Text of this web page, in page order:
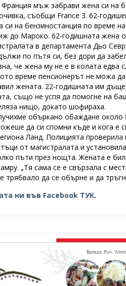
мъж забрави жена си на
съобщи France 3. 62-
си на бензиностанция по време
до Мароко. 62-годишната жена
в департамента Дьо
по пътя си, без дори да
че жена му не е в колата едва
време пенсионерът не можа
жената. 22-годишната им
също не успя да помогне на
нищо, докато шофираха.
объркано обаждане
да си спомни къде и кога е
Ланд. Полицията проверила
от магистралата и
пъти през нощта. Жената е
„Тя сама се е свързала с
да се обърне и да
ни във Facebook ТУК.